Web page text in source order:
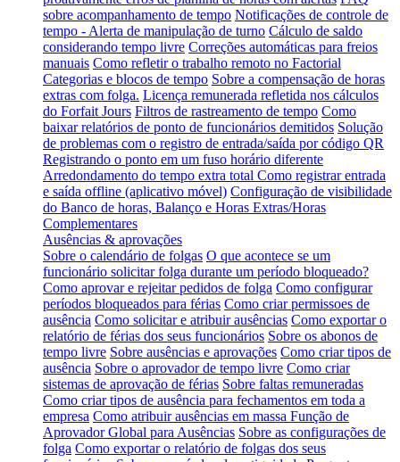
sobre acompanhamento de tempo Notificações de controle de
tempo - Alerta de manipulação de turno Cálculo de saldo
considerando tempo livre Correções automáticas para freios
manuais Como refletir o trabalho remoto no Factorial
Categorias e blocos de tempo Sobre a compensação de horas
extras com folga. Licença remunerada refletida nos cálculos
do Forfait Jours Filtros de rastreamento de tempo Como
baixar relatórios de ponto de funcionários demitidos Solução
de problemas com o registro de entrada/saída por código QR
Registrando o ponto em um fuso horário diferente
Arredondamento do tempo extra total Como registrar entrada
e saída offline (aplicativo móvel) Configuração de visibilidade
do Banco de horas, Balanço e Horas Extras/Horas
Complementares
Ausências & aprovações
Sobre o calendário de folgas O que acontece se um
funcionário solicitar folga durante um período bloqueado?
Como aprovar e rejeitar pedidos de folga Como configurar
períodos bloqueados para férias Como criar permissoes de
ausência Como solicitar e atribuir ausências Como exportar o
relatório de férias dos seus funcionários Sobre os abonos de
tempo livre Sobre ausências e aprovações Como criar tipos de
ausência Sobre o aprovador de tempo livre Como criar
sistemas de aprovação de férias Sobre faltas remuneradas
Como criar tipos de ausência para fechamentos em toda a
empresa Como atribuir ausências em massa Função de
Aprovador Global para Ausências Sobre as configurações de
folga Como exportar o relatório de folgas dos seus